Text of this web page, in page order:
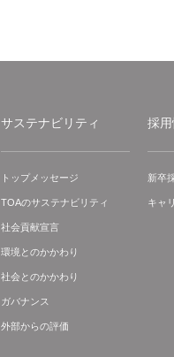
サステナビリティ
トップメッセージ
TOAのサステナビリティ
社会貢献宣言
環境とのかかわり
社会とのかかわり
ガバナンス
外部からの評価
採
新卒
キャ